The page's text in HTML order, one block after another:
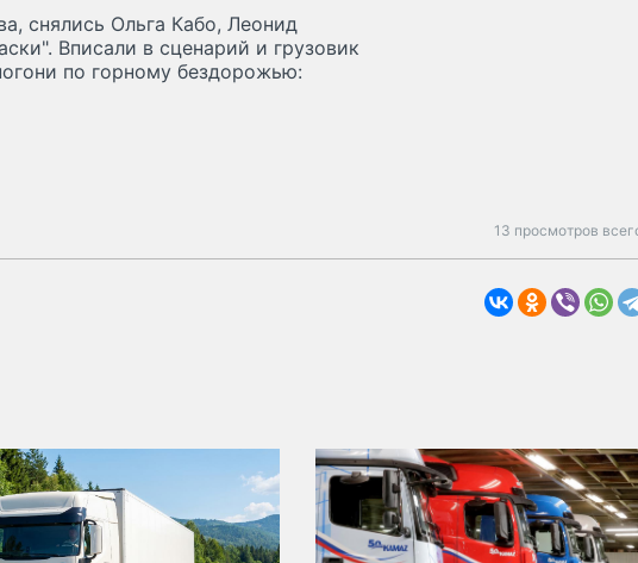
снялись Ольга Кабо, Леонид
Вписали в сценарий и грузовик
по горному бездорожью:
13 просмотров